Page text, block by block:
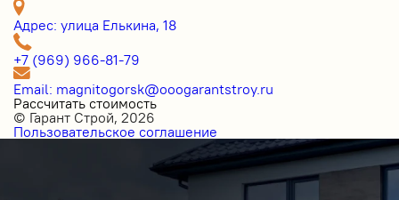
Адрес: улица Елькина, 18
+7 (969) 966-81-79
Email: magnitogorsk@ooogarantstroy.ru
Рассчитать стоимость
© Гарант Строй, 2026
Пользовательское соглашение